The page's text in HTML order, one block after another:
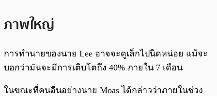
ภาพใหญ่
การทำนายของนาย Lee อาจจะดูเล็กไปนิดหน่อย แม้จะ
บอกว่ามันจะมีการเติบโตถึง 40% ภายใน 7 เดือน
ในขณะที่คนอื่นอย่างนาย Moas ได้กล่าวว่าภายในช่วง